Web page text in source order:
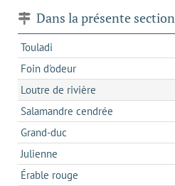
Dans la présente section
Touladi
Foin d'odeur
Loutre de rivière
Salamandre cendrée
Grand-duc
Julienne
Érable rouge